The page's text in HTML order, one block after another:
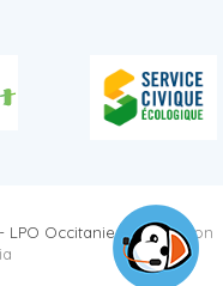
- LPO Occitanie -Réalisation